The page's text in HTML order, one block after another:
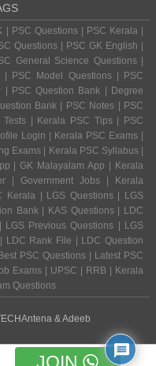
| PSC Questions | PSC Kerala |
Questions | PSC GK English |
General Science Questions |
| PSC Model Questions | PSC
| PSC Question Bank | Degree
Bank | PSC Notes | PSC
| Kerala PSC Tips | PSC
Login | Kerala PSC Exams |
Exams | Kerala PSC Syllabus |
| GK Malayalam App | Kerala
| Government Jobs | Kerala
Kerala | LGS Questions | LGS
Bank | KAS Questions | LDC
Previous Questions | LGS
LDC Rank File | LDC Question
PSC Questions | Latest PSC
Exams | UPSC | RRB | Kerala
Questions
& Adeeb